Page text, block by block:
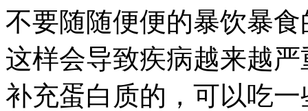
不要随随便便的暴饮暴
这样会导致疾病越来越
补充蛋白质的，可以吃